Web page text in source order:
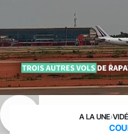
A LA UNE›